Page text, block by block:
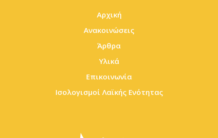
Αρχική
Ανακοινώσεις
Άρθρα
Υλικά
Επικοινωνία
Ισολογισμοί Λαϊκής Ενότητας